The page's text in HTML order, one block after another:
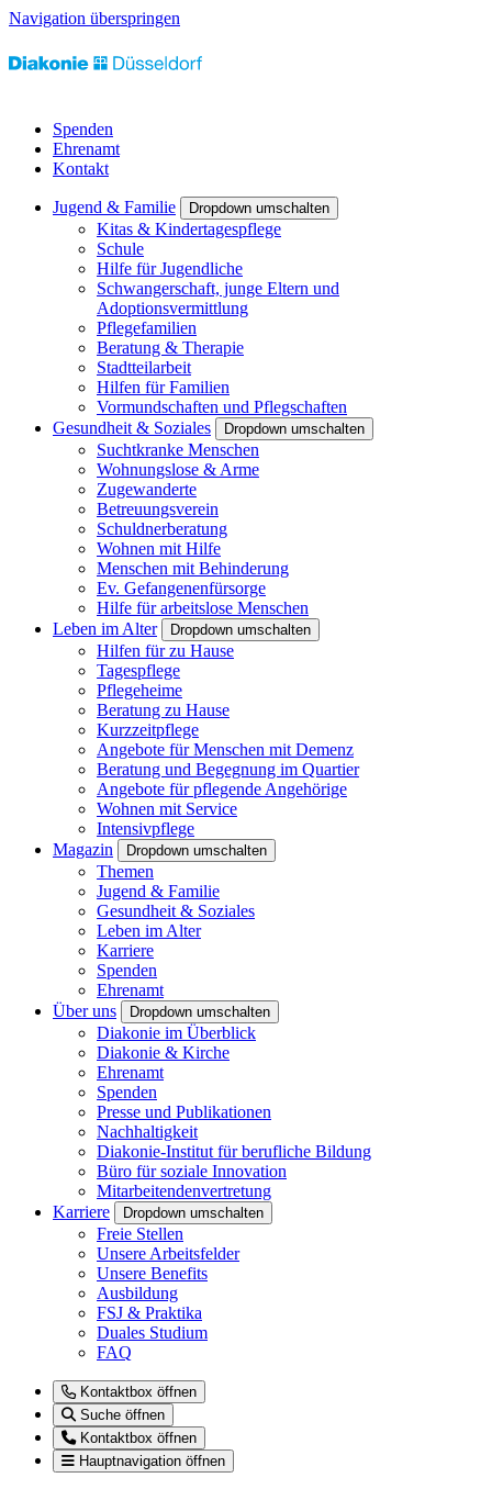
Navigation überspringen
Spenden
Ehrenamt
Kontakt
Jugend & Familie Dropdown umschalten
Kitas & Kindertagespflege
Schule
Hilfe für Jugendliche
Schwangerschaft, junge Eltern und
Adoptionsvermittlung
Pflegefamilien
Beratung & Therapie
Stadtteilarbeit
Hilfen für Familien
Vormundschaften und Pflegschaften
Gesundheit & Soziales
Dropdown umschalten
Suchtkranke Menschen
Wohnungslose & Arme
Zugewanderte
Betreuungsverein
Schuldnerberatung
Wohnen mit Hilfe
Menschen mit Behinderung
Ev. Gefangenenfürsorge
Hilfe für arbeitslose Menschen
Leben im Alter
Dropdown umschalten
Hilfen für zu Hause
Tagespflege
Pflegeheime
Beratung zu Hause
Kurzzeitpflege
Angebote für Menschen mit Demenz
Beratung und Begegnung im Quartier
Angebote für pflegende Angehörige
Wohnen mit Service
Intensivpflege
Magazin
Dropdown umschalten
Themen
Jugend & Familie
Gesundheit & Soziales
Leben im Alter
Karriere
Spenden
Ehrenamt
Über uns
Dropdown umschalten
Diakonie im Überblick
Diakonie & Kirche
Ehrenamt
Spenden
Presse und Publikationen
Nachhaltigkeit
Diakonie-Institut für berufliche Bildung
Büro für soziale Innovation
Mitarbeitendenvertretung
Karriere
Dropdown umschalten
Freie Stellen
Unsere Arbeitsfelder
Unsere Benefits
Ausbildung
FSJ & Praktika
Duales Studium
FAQ
Kontaktbox öffnen
Suche öffnen
Kontaktbox öffnen
Hauptnavigation öffnen